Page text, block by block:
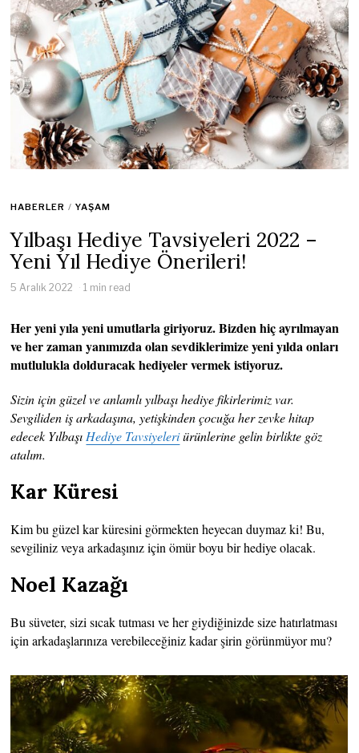
HABERLER / YAŞAM
Yılbaşı Hediye Tavsiyeleri 2022 –
Yeni Yıl Hediye Önerileri!
5 Aralık 2022 1 min read
Her yeni yıla yeni umutlarla giriyoruz. Bizden hiç ayrılmayan
ve her zaman yanımızda olan sevdiklerimize yeni yılda onları
mutlulukla dolduracak hediyeler vermek istiyoruz.
Sizin için güzel ve anlamlı yılbaşı hediye fikirlerimiz var.
Sevgiliden iş arkadaşına, yetişkinden çocuğa her zevke hitap
edecek Yılbaşı Hediye Tavsiyeleriürünlerine gelin birlikte göz
atalım.
Kar Küresi
Kim bu güzel kar küresini görmekten heyecan duymaz ki! Bu,
sevgiliniz veya arkadaşınız için ömür boyu bir hediye olacak.
Noel Kazağı
Bu süveter, sizi sıcak tutması ve her giydiğinizde size hatırlatması
için arkadaşlarınıza verebileceğiniz kadar şirin görünmüyor mu?